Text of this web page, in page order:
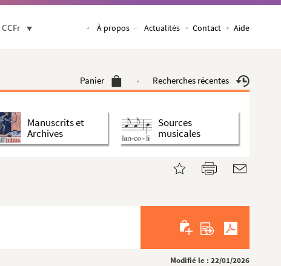
À propos Actualités Contact Aide
Panier Recherches récentes
Manuscrits et
Archives
Sources
musicales
Modifié le : 22/01/2026